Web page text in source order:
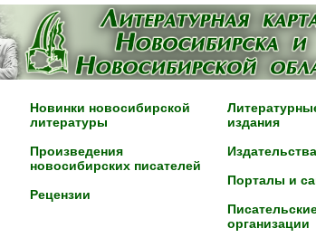
Новинки новосибирской
литературы
Произведения
новосибирских писателей
Рецензии
издания
Издательства
Порталы и
организации